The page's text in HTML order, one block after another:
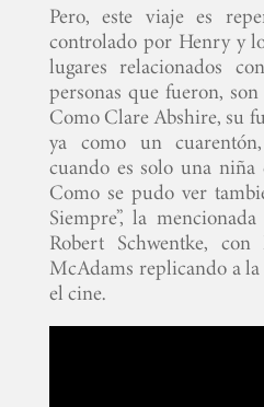
Pero, este viaje es
controlado por Henry y
lugares relacionados
personas que fueron,
Como Clare Abshire, su
ya como un
cuando es solo una niña
Como se pudo ver
Siempre”, la
Robert Schwentke,
McAdams replicando a
el cine.